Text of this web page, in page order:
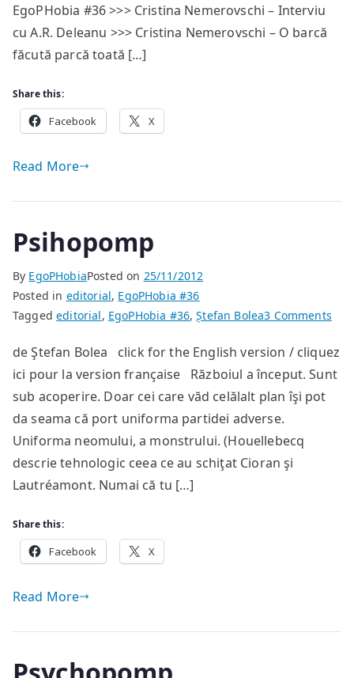
EgoPHobia #36 >>> Cristina Nemerovschi – Interviu
cu A.R. Deleanu >>> Cristina Nemerovschi – O barcă
făcută parcă toată […]
Share this:
Facebook X
Read More
Psihopomp
By EgoPHobiaPosted on 25/11/2012
Posted in editorial, EgoPHobia #36
Taggededitorial, EgoPHobia #36,Ștefan Bolea3 Commentson
de Ştefan Bolea click for the English version / cliquez
ici pour la version française Războiul a început. Sunt
sub acoperire. Doar cei care văd celălalt plan îşi pot
da seama că port uniforma partidei adverse.
Uniforma neomului, a monstrului. (Houellebecq
descrie tehnologic ceea ce au schiţat Cioran şi
Lautréamont. Numai că tu […]
Share this:
Facebook X
Read More